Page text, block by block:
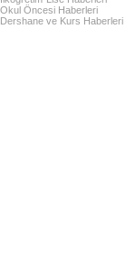
Okul Öncesi Haberleri
Dershane ve Kurs Haberleri